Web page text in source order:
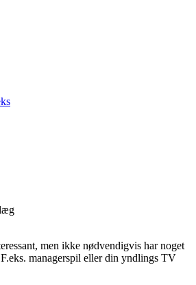
men ikke nødvendigvis har noget
managerspil eller din yndlings TV